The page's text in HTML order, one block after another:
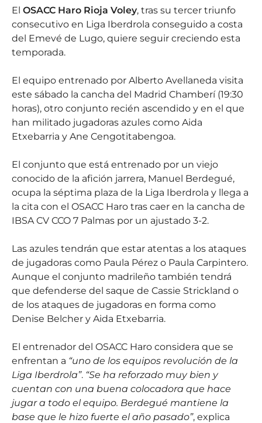
El OSACC Haro Rioja Voley, tras su tercer triunfo
consecutivo en Liga Iberdrola conseguido a costa
del Emevé de Lugo, quiere seguir creciendo esta
temporada.
El equipo entrenado por Alberto Avellaneda visita
este sábado la cancha del Madrid Chamberí (19:30
horas), otro conjunto recién ascendido y en el que
han militado jugadoras azules como Aida
Etxebarria y Ane Cengotitabengoa.
El conjunto que está entrenado por un viejo
conocido de la afición jarrera, Manuel Berdegué,
ocupa la séptima plaza de la Liga Iberdrola y llega a
la cita con el OSACC Haro tras caer en la cancha de
IBSA CV CCO 7 Palmas por un ajustado 3-2.
Las azules tendrán que estar atentas a los ataques
de jugadoras como Paula Pérez o Paula Carpintero.
Aunque el conjunto madrileño también tendrá
que defenderse del saque de Cassie Strickland o
de los ataques de jugadoras en forma como
Denise Belcher y Aida Etxebarria.
El entrenador del OSACC Haro considera que se
enfrentan a “uno de los equipos revolución de la
Liga Iberdrola”. “Se ha reforzado muy bien y
cuentan con una buena colocadora que hace
jugar a todo el equipo. Berdegué mantiene la
base que le hizo fuerte el año pasado”, explica